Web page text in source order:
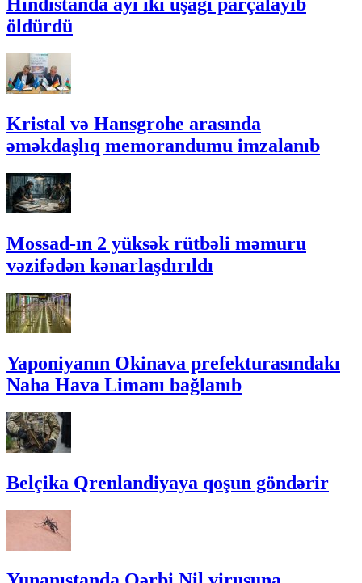
Hindistanda ayı iki uşağı parçalayıb
öldürdü
Kristal və Hansgrohe arasında
əməkdaşlıq memorandumu imzalanıb
Mossad-ın 2 yüksək rütbəli məmuru
vəzifədən kənarlaşdırıldı
Yaponiyanın Okinava prefekturasındakı
Naha Hava Limanı bağlanıb
Belçika Qrenlandiyaya qoşun göndərir